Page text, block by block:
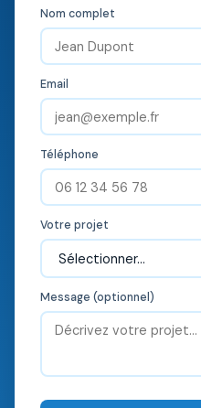
Nom complet
Email
Téléphone
Votre projet
Message (optionnel)